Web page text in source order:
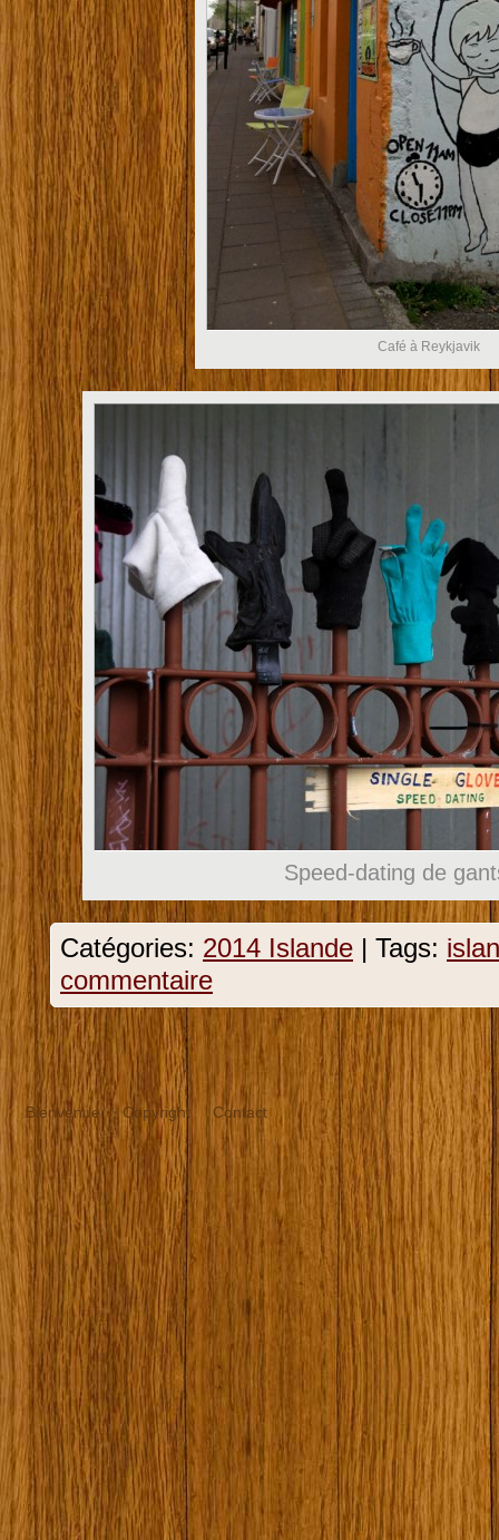
Café à Reykjavik
Speed-dating de
Catégories: 2014 Islande | Tags:
commentaire
Bienvenue Copyright Contact